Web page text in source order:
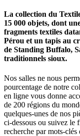
La collection du
15 000 objets, dont
fragments textiles
Pérou et un tapis au
de Standing Buffalo,
traditionnels sioux.
Nos salles ne nous
pourcentage de notre
en ligne vous donne
de 200 régions du
quelques-unes de nos
ci-dessous ou suivez le
recherche par mots-clés